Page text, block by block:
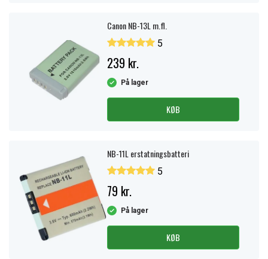
Canon NB-13L m.fl.
5
239 kr.
På lager
KØB
NB-11L erstatningsbatteri
5
79 kr.
På lager
KØB